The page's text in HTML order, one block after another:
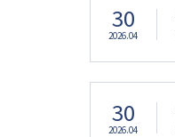
30
2026.04
30
2026.04